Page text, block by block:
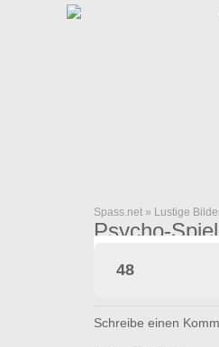
Spass.net » Lustige
Psycho-
48
Schreibe einen